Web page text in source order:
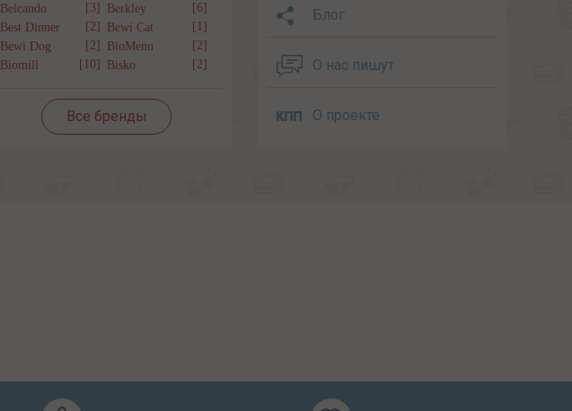
Belcando
[3] Berkley
[6]
Best Dinner
[2] Bewi Cat
[1]
Bewi Dog
[2] BioMenu
[2]
Biomill
[10] Bisko [2]
Все бренды
Блог
О нас пишут
О проекте